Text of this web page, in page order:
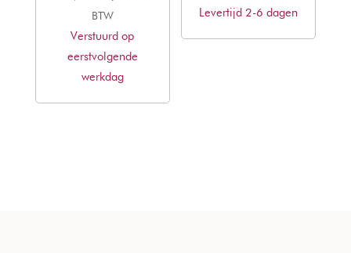
prijs
was:
€29,85.
is:
€19,90.
BTW
Verstuurd op
eerstvolgende
werkdag
was:
is:
Levertijd 2-6 dagen